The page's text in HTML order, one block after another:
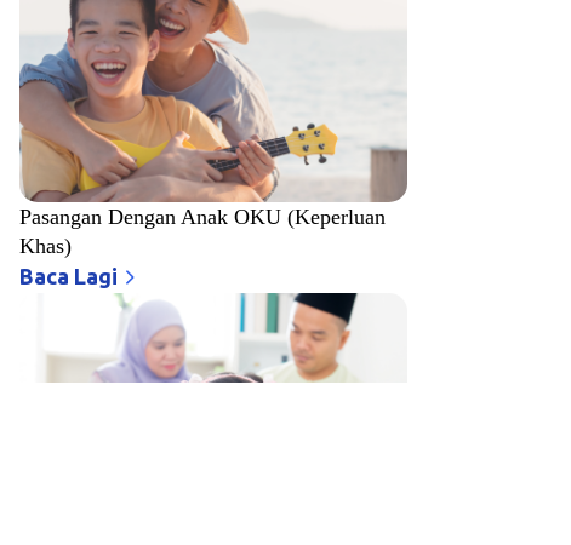
Pasangan Dengan Anak OKU (Keperluan
Khas)
Baca Lagi